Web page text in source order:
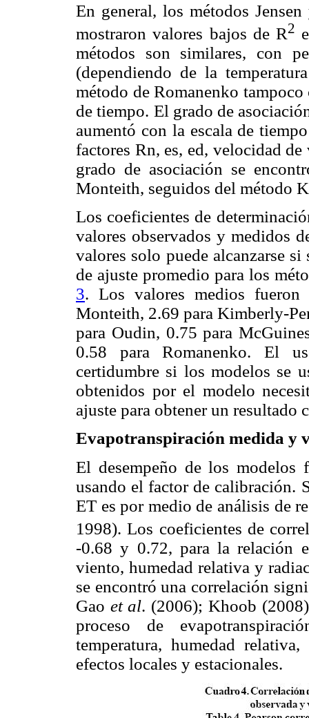
En general, los métodos
mostraron valores bajos de R2
métodos son similares, con
(dependiendo de la
método de Romanenko tampoco
de tiempo. El grado de
aumentó con la escala de
factores Rn, es, ed, velocidad
grado de asociación se
Monteith, seguidos del método
Los coeficientes de
valores observados y medidos
valores solo puede alcanzarse
de ajuste promedio para los
3. Los valores medios fueron
Monteith, 2.69 para Kimberly-
para Oudin, 0.75 para
0.58 para Romanenko. El
certidumbre si los modelos se
obtenidos por el modelo
ajuste para obtener un resultado
Evapotranspiración medida y
El desempeño de los modelos
usando el factor de calibración.
ET es por medio de análisis de
1998). Los coeficientes de
-0.68 y 0.72, para la relación
viento, humedad relativa y
se encontró una correlación
Gao et al. (2006); Khoob
proceso de
temperatura, humedad
efectos locales y estacionales.